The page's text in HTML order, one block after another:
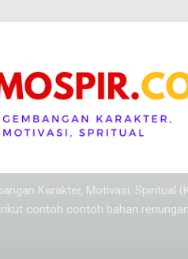
konten utama
Karakter, Motivasi, Spiritual
contoh contoh bahan